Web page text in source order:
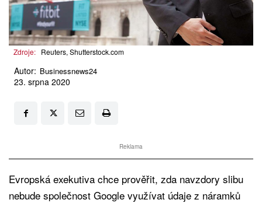
Zdroje: Reuters, Shutterstock.com
Autor: Businessnews24
23. srpna 2020
Reklama
Evropská exekutiva chce prověřit, zda navzdory slibu
nebude společnost Google využívat údaje z náramků